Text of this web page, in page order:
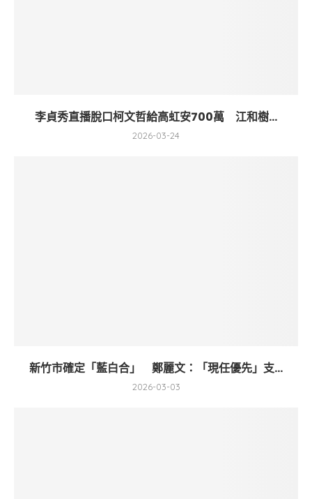
李貞秀直播脫口柯文哲給高虹安700萬 江和樹...
2026-03-24
新竹市確定「藍白合」 鄭麗文：「現任優先」支...
2026-03-03